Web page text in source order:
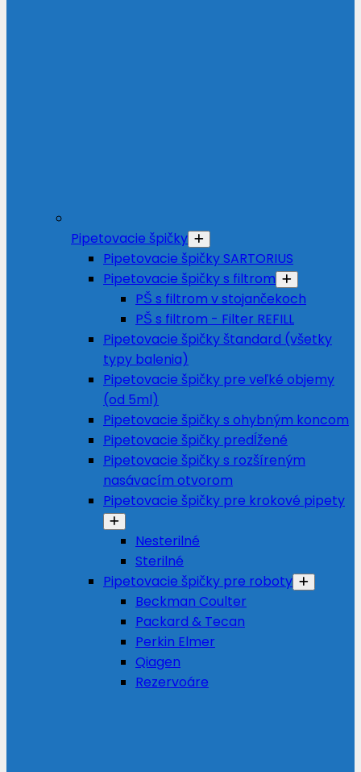
Pipetovacie špičky
Pipetovacie špičky SARTORIUS
Pipetovacie špičky s filtrom
PŠ s filtrom v stojančekoch
PŠ s filtrom - Filter REFILL
Pipetovacie špičky štandard (všetky
typy balenia)
Pipetovacie špičky pre veľké objemy
(od 5ml)
Pipetovacie špičky s ohybným koncom
Pipetovacie špičky predĺžené
Pipetovacie špičky s rozšíreným
nasávacím otvorom
Pipetovacie špičky pre krokové pipety
Nesterilné
Sterilné
Pipetovacie špičky pre roboty
Beckman Coulter
Packard & Tecan
Perkin Elmer
Qiagen
Rezervoáre